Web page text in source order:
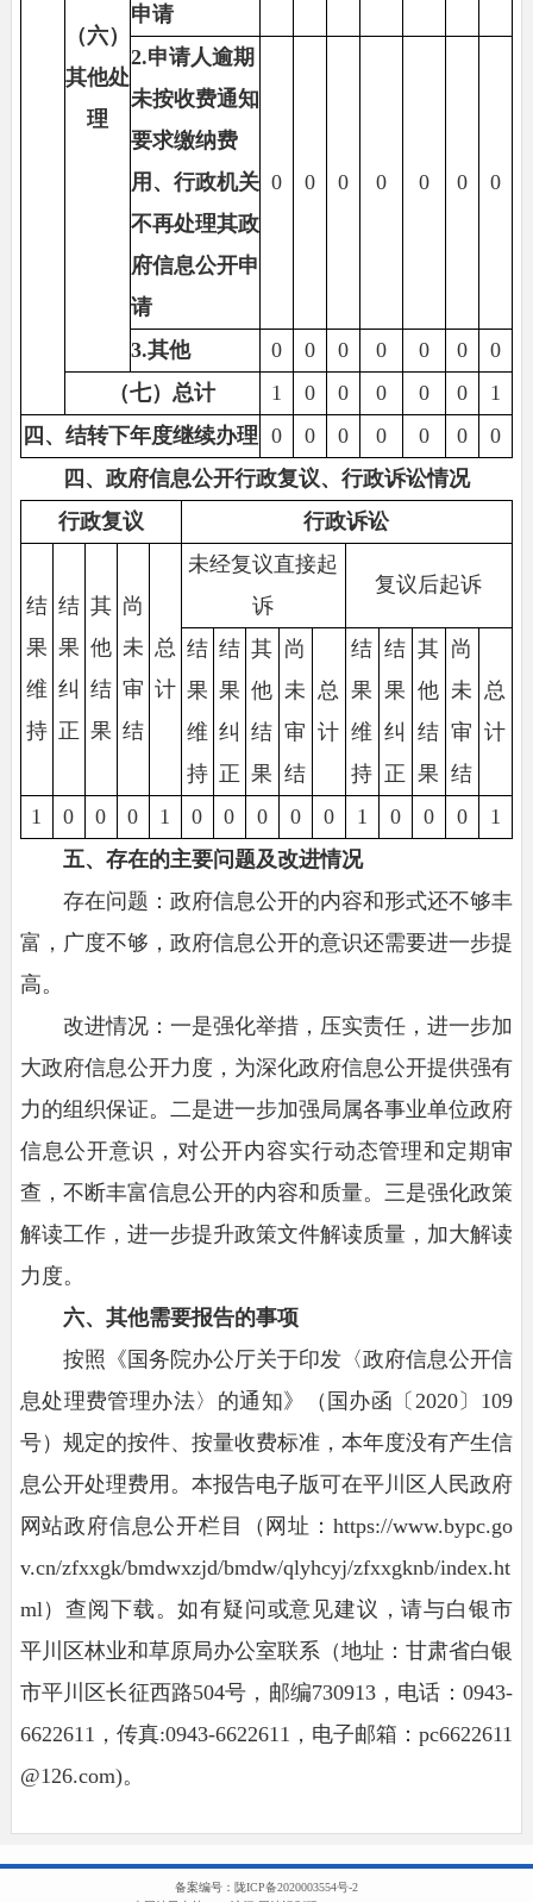
（六）
其他处
理
申请
2.申请人逾期
未按收费通知
要求缴纳费
用、行政机关
不再处理其政
府信息公开申
请
0 0 0 0 0 0 0
3.其他 0 0 0 0 0 0
0
（七）总计
1 0 0 0 0 0
1
四、结转下年度继续办理 0 0 0 0 0 0
0
四、政府信息公开行政复议、行政诉讼情况
行政复议
行政诉讼
结
果
维
持
结
果
纠
正
其
他
结
果
尚
未
审
结
总
计
未经复议直接起
诉
复议后起诉
结
果
维
持
结
果
纠
正
其
他
结
果
尚
未
审
结
总
计
结
果
维
持
结
果
纠
正
其
他
结
果
尚
未
审
结
总
计
1 0 0 0 1 0 0 0 0 0 1 0 0 0
1
五、存在的主要问题及改进情况
存在问题：政府信息公开的内容和形式还不够丰
富，广度不够，政府信息公开的意识还需要进一步提
高。
改进情况：一是强化举措，压实责任，进一步加
大政府信息公开力度，为深化政府信息公开提供强有
力的组织保证。二是进一步加强局属各事业单位政府
信息公开意识，对公开内容实行动态管理和定期审
查，不断丰富信息公开的内容和质量。三是强化政策
解读工作，进一步提升政策文件解读质量，加大解读
力度。
六、其他需要报告的事项
按照《国务院办公厅关于印发〈政府信息公开信
息处理费管理办法〉的通知》（国办函〔2020〕109
号）规定的按件、按量收费标准，本年度没有产生信
息公开处理费用。本报告电子版可在平川区人民政府
网站政府信息公开栏目（网址：https://www.bypc.go
v.cn/zfxxgk/bmdwxzjd/bmdw/qlyhcyj/zfxxgknb/index.ht
ml）查阅下载。如有疑问或意见建议，请与白银市
平川区林业和草原局办公室联系（地址：甘肃省白银
市平川区长征西路504号，邮编730913，电话：0943-
6622611，传真:0943-6622611，电子邮箱：pc6622611
@126.com)。
备案编号： 陇ICP备2020003554号-2